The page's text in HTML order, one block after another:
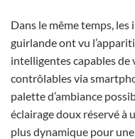
Dans le même temps,
guirlande ont vu
intelligentes capables de
contrôlables via
palette d’ambiance
éclairage doux réservé à
plus dynamique pour